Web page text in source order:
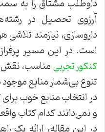
داوطلب مشتاق را به
آرزوی تحصیل در
داروسازی، نیازمند
است. در این مسیر
کنکور تجربیمناسب، نقش
تنوع بی‌شمار منابع موجود
در انتخاب منابع خوب
و نمی‌دانند کدام کتاب